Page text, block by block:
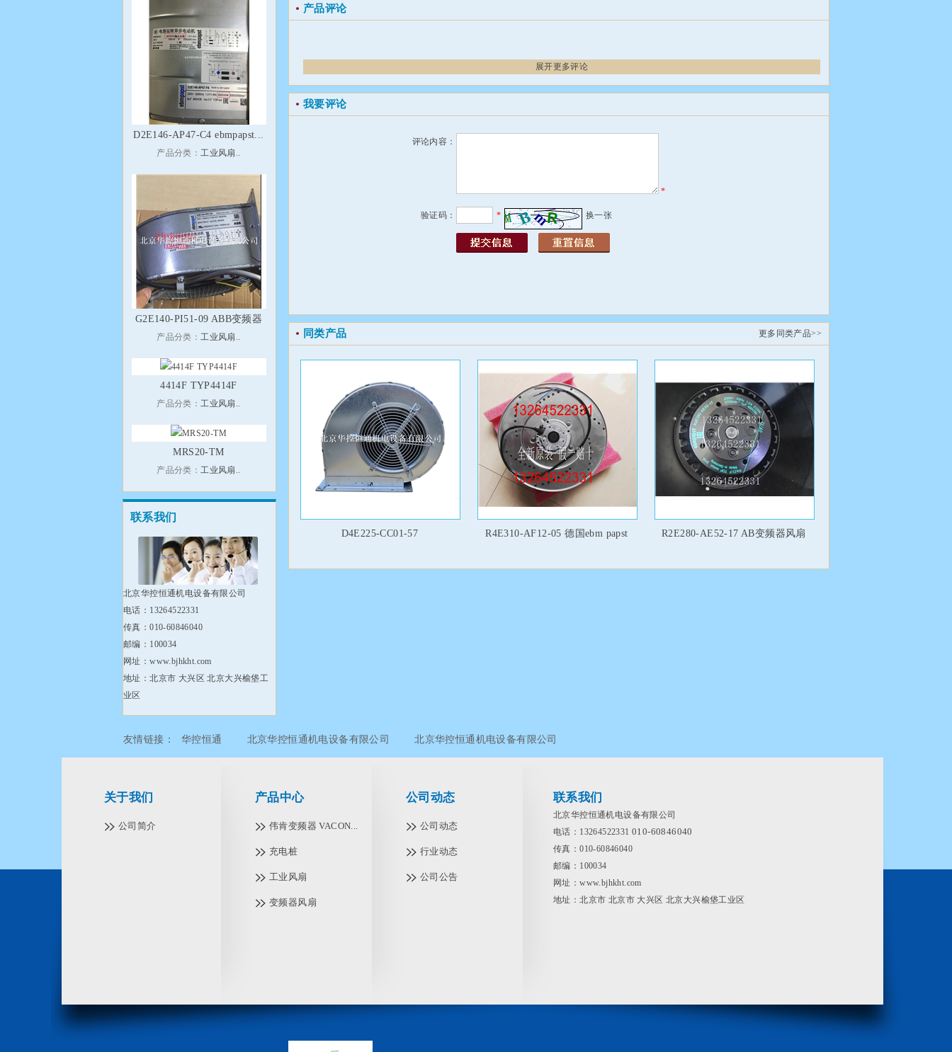
D2E146-AP47-C4 ebmpapst...
产品分类：工业风扇..
G2E140-PI51-09 ABB变频器
产品分类：工业风扇..
4414F TYP4414F
产品分类：工业风扇..
MRS20-TM
产品分类：工业风扇..
联系我们
北京华控恒通机电设备有限公司
电话：13264522331
传真：010-60846040
邮编：100034
网址：www.bjhkht.com
地址：北京市 大兴区 北京大兴榆垡工
业区
产品评论
展开更多评论
我要评论
评论内容：
*
验证码： * 换一张
更多同类产品>>
同类产品
D4E225-CC01-57 R4E310-AF12-05 德国ebm papst R2E280-AE52-17 AB变频器风扇
友情链接： 华控恒通 北京华控恒通机电设备有限公司 北京华控恒通机电设备有限公司
关于我们
公司简介
产品中心
伟肯变频器 VACON...
充电桩
工业风扇
变频器风扇
公司动态
公司动态
行业动态
公司公告
联系我们
北京华控恒通机电设备有限公司
电话：13264522331 010-60846040
传真：010-60846040
邮编：100034
网址：www.bjhkht.com
地址：北京市 北京市 大兴区 北京大兴榆垡工业区